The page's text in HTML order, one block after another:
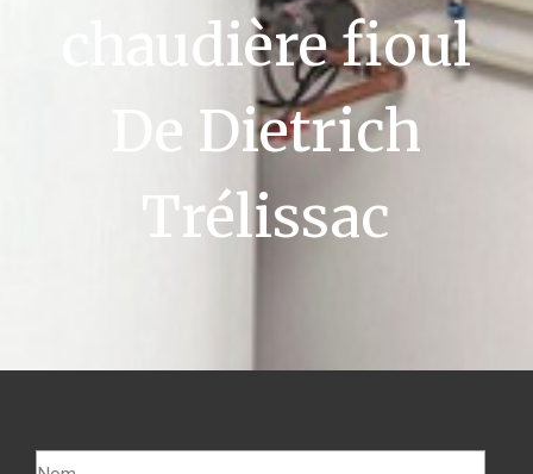
chaudière fioul
De Dietrich
Trélissac